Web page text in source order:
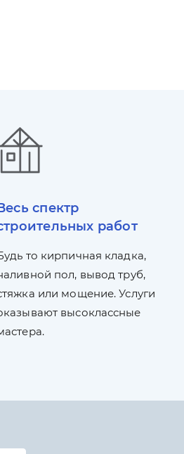
спектр
работ
то кирпичная кладка,
пол, вывод труб,
или мощение. Услуги
высоклассные